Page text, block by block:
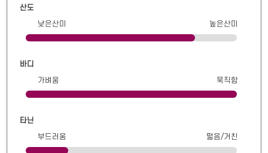
산도
낮은산미
높은산미
바디
가벼움
묵직함
타닌
부드러움
떫음/거친